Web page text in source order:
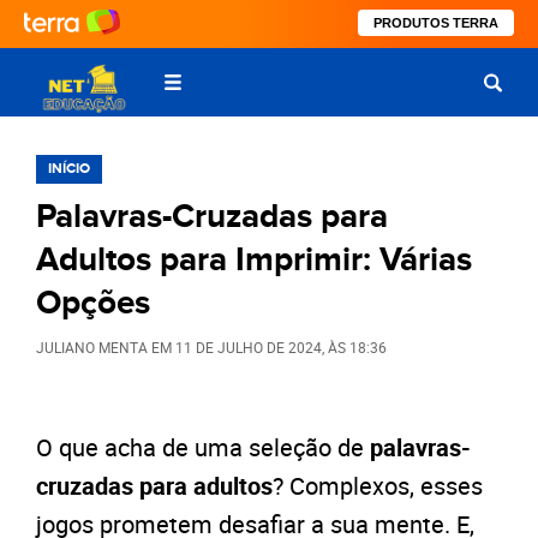
PRODUTOS TERRA
INÍCIO
Palavras-Cruzadas para
Adultos para Imprimir: Várias
Opções
JULIANO MENTA EM 11 DE JULHO DE 2024 , ÀS 18:36
O que acha de uma seleção de palavras-
cruzadas para adultos? Complexos, esses
jogos prometem desafiar a sua mente. E,